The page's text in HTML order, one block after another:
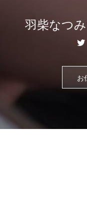
羽柴なつ
お